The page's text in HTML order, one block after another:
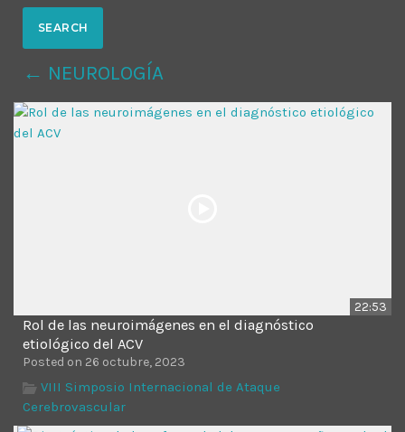
431 201
DESIGN ADMINISTRATOR
Validating Enterprise
Architectures In The Current
Time
← NEUROLOGÍA
22:53
Rol de las neuroimágenes en el diagnóstico
etiológico del ACV
Posted on 26 octubre, 2023
VIII Simposio Internacional de Ataque
Cerebrovascular